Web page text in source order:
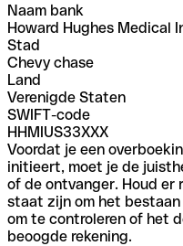
Naam bank
Howard Hughes Medical
Stad
Chevy chase
Land
Verenigde Staten
SWIFT-code
HHMIUS33XXX
Voordat je een
initieert, moet je de
of de ontvanger. Houd er
staat zijn om het
om te controleren of het
beoogde rekening.